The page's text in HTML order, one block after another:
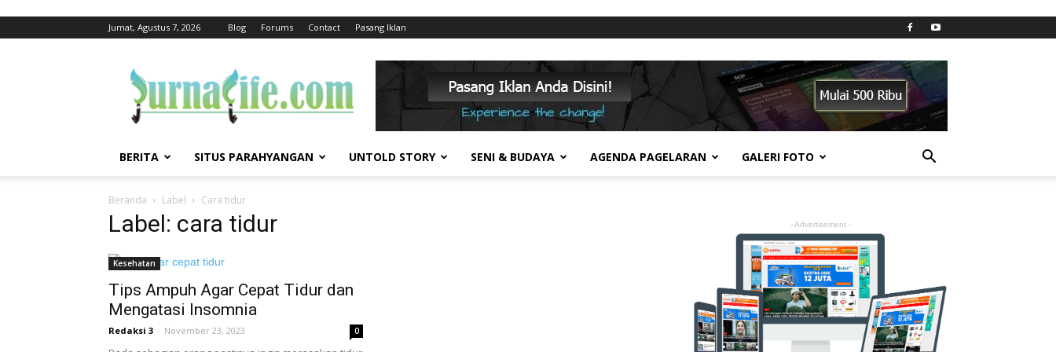
Jumat, Agustus 7, 2026 Blog Forums Contact Pasang Iklan
BERITA SITUS PARAHYANGAN UNTOLD STORY SENI & BUDAYA AGENDA PAGELARAN GALERI FOTO
Beranda Label Cara tidur
Label: cara tidur
Kesehatan
Tips Ampuh Agar Cepat Tidur dan
Mengatasi Insomnia
Redaksi 3 - November 23, 2023 0
- Advertisement -